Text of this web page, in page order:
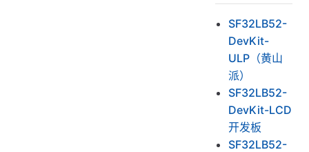
激活设备
界面提示含义
异常情况：
唤醒 & 重连
唤醒
重连
SF32LB52-
DevKit-
ULP（黄山
派）
SF32LB52-
DevKit-LCD
开发板
SF32LB52-